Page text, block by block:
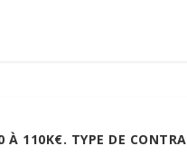
110K€. TYPE DE